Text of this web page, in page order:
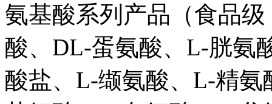
氨基酸系列产品（食品
酸、DL-蛋氨酸、L-胱氨
酸盐、L-缬氨酸、L-精